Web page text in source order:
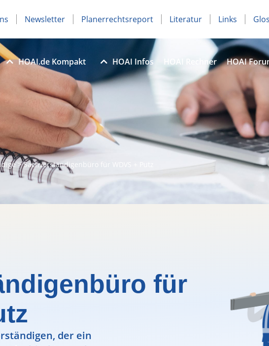
Newsletter Planerrechtsreport Literatur Links
HOAI.de Kompakt HOAI Infos HOAI Rechner HOAI
>Sachverständigenbüro für WDVS + Putz
für
der ein